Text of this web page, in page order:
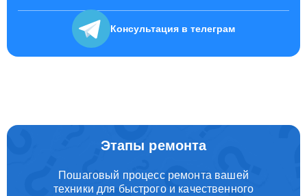
Консультация в телеграм
Этапы ремонта
Пошаговый процесс ремонта вашей
техники для быстрого и качественного